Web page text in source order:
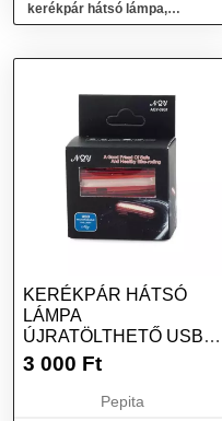
kerékpár hátsó lámpa,
procart, usb újratölthető
KERÉKPÁR HÁTSÓ
LÁMPA
ÚJRATÖLTHETŐ USB
LED COB
3 000 Ft
Pepita